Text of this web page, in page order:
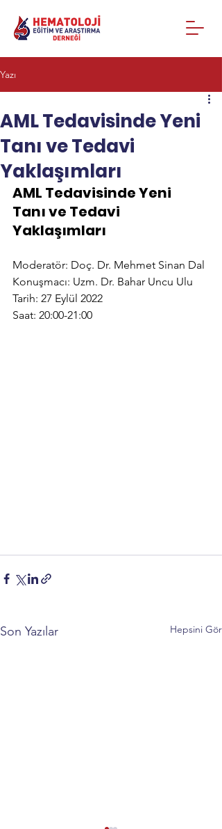
Yazı
AML Tedavisinde Yeni
Tanı ve Tedavi
Yaklaşımları​
AML Tedavisinde Yeni
Tanı ve Tedavi
Yaklaşımları
Moderatör: Doç. Dr. Mehmet Sinan Dal
Konuşmacı: Uzm. Dr. Bahar Uncu Ulu
Tarih: 27 Eylül 2022
Saat: 20:00-21:00
Son Yazılar Hepsini Gör